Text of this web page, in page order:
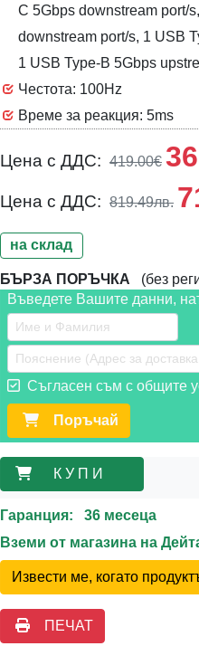
C 5Gbps downstream port/
downstream port/s, 1 USB
1 USB Type-B 5Gbps
Честота: 100Hz
Време за реакция: 5ms
Цена с ДДС: 419.00€
Цена с ДДС: 819.49лв.
на склад
БЪРЗА ПОРЪЧКА (без
Въведете Вашите данни,
Съгласен съм с общите
Поръчай
К У П И
Гаранция: 36 месеца
Вземи от магазина на
Извести ме, когато
ПЕЧАТ